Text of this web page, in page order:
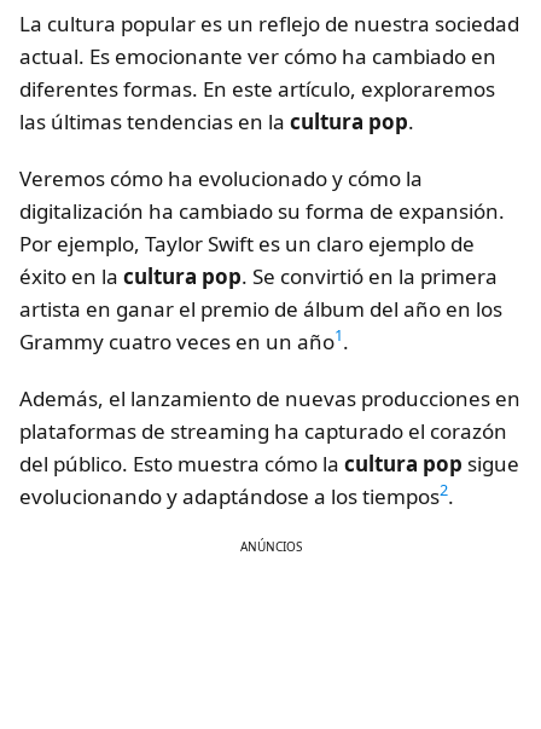
La cultura popular es un reflejo de nuestra sociedad
actual. Es emocionante ver cómo ha cambiado en
diferentes formas. En este artículo, exploraremos
las últimas tendencias en la cultura pop.
Veremos cómo ha evolucionado y cómo la
digitalización ha cambiado su forma de expansión.
Por ejemplo, Taylor Swift es un claro ejemplo de
éxito en la cultura pop. Se convirtió en la primera
artista en ganar el premio de álbum del año en los
Grammy cuatro veces en un año1.
Además, el lanzamiento de nuevas producciones en
plataformas de streaming ha capturado el corazón
del público. Esto muestra cómo la cultura pop sigue
evolucionando y adaptándose a los tiempos2.
ANÚNCIOS